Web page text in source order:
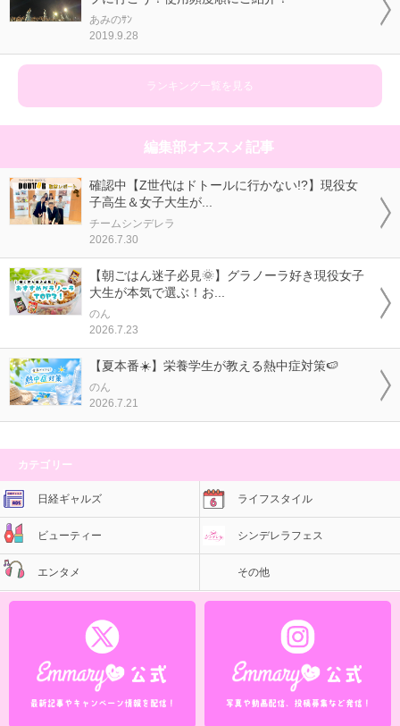
あみのｻﾝ
2019.9.28
ランキング一覧を見る
編集部オススメ記事
確認中【Z世代はドトールに行かない!?】現役女
子高生＆女子大生が...
チームシンデレラ
2026.7.30
【朝ごはん迷子必見🌞】グラノーラ好き現役女子
大生が本気で選ぶ！お...
のん
2026.7.23
【夏本番☀️】栄養学生が教える熱中症対策🍉
のん
2026.7.21
カテゴリー
日経ギャルズ ライフスタイル
ビューティー シンデレラフェス
エンタメ その他